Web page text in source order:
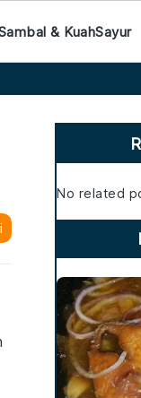
& KuahSayur
Primary
Sidebar
No related